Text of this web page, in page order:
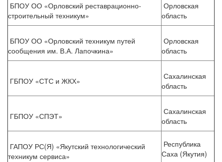
БПОУ ОО «Орловский реставрационно-
строительный техникум»
Орловская
область
БПОУ ОО «Орловский техникум путей
сообщения им. В.А. Лапочкина»
Орловская
область
ГБПОУ «СТС и ЖКХ»
Сахалинская
область
ГБПОУ «СПЭТ»
Сахалинская
область
ГАПОУ РС(Я) «Якутский технологический
техникум сервиса»
Республика
Саха (Якутия)